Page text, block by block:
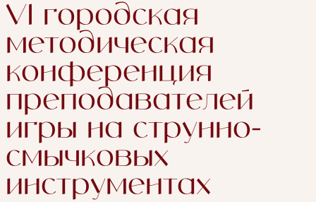
VI городская
методическая
конференция
преподавателей
игры на струнно-
смычковых
инструментах